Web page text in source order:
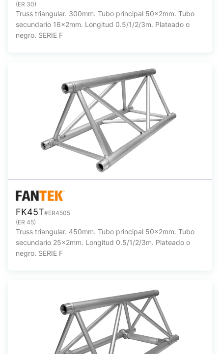
(ER 30)
Truss triangular. 300mm. Tubo principal 50x2mm. Tubo
secundario 16x2mm. Longitud 0.5/1/2/3m. Plateado o
negro. SERIE F
FK45T#ER4505
(ER 45)
Truss triangular. 450mm. Tubo principal 50x2mm. Tubo
secundario 25x2mm. Longitud 0.5/1/2/3m. Plateado o
negro. SERIE F